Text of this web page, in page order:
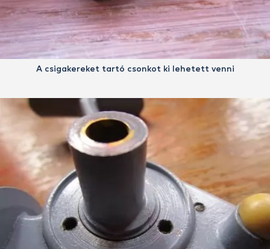
A csigakereket tartó csonkot ki lehetett venni